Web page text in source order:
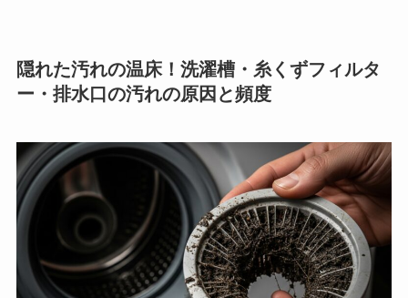
隠れた汚れの温床！洗濯槽・糸くずフィルタ
ー・排水口の汚れの原因と頻度